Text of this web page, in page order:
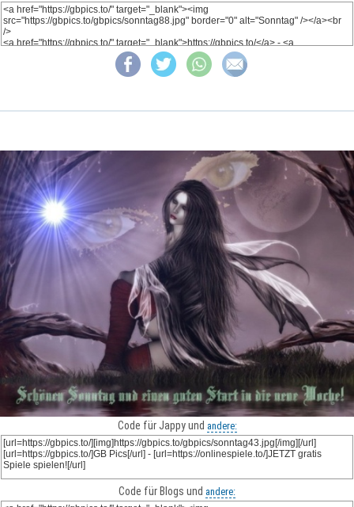
Code für Jappy und andere:
Code für Blogs und andere: